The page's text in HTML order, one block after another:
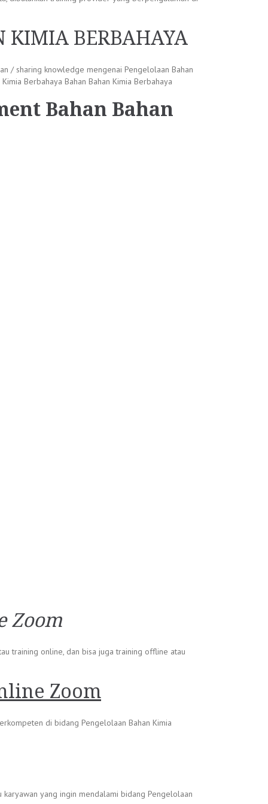
KIMIA BERBAHAYA
/ sharing knowledge mengenai Pengelolaan Bahan
Berbahaya Bahan Bahan Kimia Berbahaya
Bahan Bahan
Zoom
training online, dan bisa juga training offline atau
Zoom
di bidang Pengelolaan Bahan Kimia
yang ingin mendalami bidang Pengelolaan